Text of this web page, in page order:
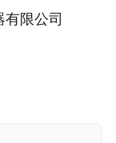
限公司